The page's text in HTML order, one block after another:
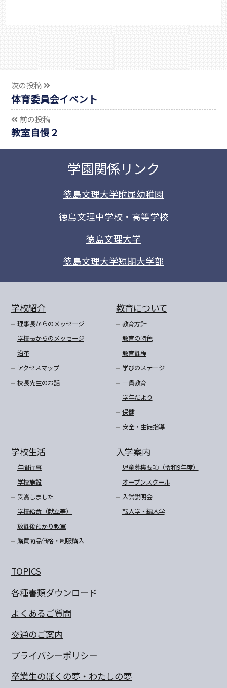
次の投稿
体育委員会イベント
前の投稿
教室自慢２
学園関係リンク
徳島文理大学附属幼稚園
徳島文理中学校・高等学校
徳島文理大学
徳島文理大学短期大学部
学校紹介
理事長からのメッセージ
学校長からのメッセージ
沿革
アクセスマップ
校長先生のお話
教育について
教育方針
教育の特色
教育課程
学びのステージ
一貫教育
学年だより
保健
安全・生徒指導
学校生活
年間行事
学校施設
受賞しました
学校給食（献立等）
放課後預かり教室
購買商品価格・制服購入
入学案内
児童募集要項（令和9年度）
オープンスクール
入試説明会
転入学・編入学
TOPICS
各種書類ダウンロード
よくあるご質問
交通のご案内
プライバシーポリシー
卒業生のぼくの夢・わたしの夢